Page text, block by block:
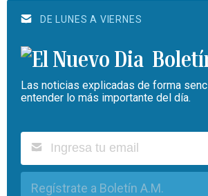
DE LUNES A VIERNES
Las noticias explicadas de forma
entender lo más importante del día.
Regístrate a Boletín A.M.